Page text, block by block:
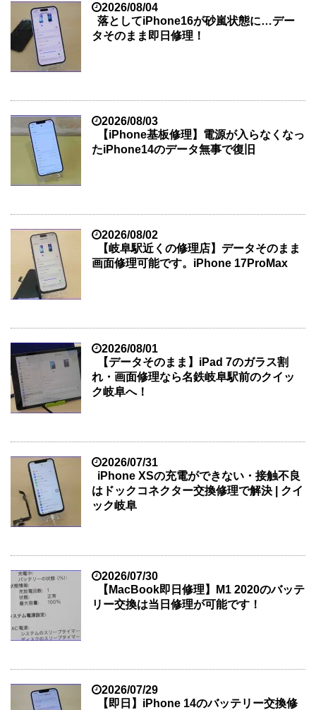
2026/08/04
落としてiPhone16が砂嵐状態に…デー
タそのまま即日修理！
2026/08/03
【iPhone基板修理】電源が入らなくなっ
たiPhone14のデータ無事で復旧
2026/08/02
【岐阜駅近くの修理店】データそのまま
画面修理可能です。iPhone 17ProMax
2026/08/01
【データそのまま】iPad 7のガラス割
れ・画面修理なら名鉄岐阜駅前のクイッ
ク岐阜へ！
2026/07/31
iPhone XSの充電ができない・接触不良
はドックコネクター交換修理で解決 | クイ
ック岐阜
2026/07/30
【MacBook即日修理】M1 2020のバッテ
リー交換は当日修理が可能です！
2026/07/29
【即日】iPhone 14のバッテリー交換修